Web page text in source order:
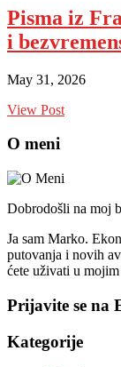
Pisma iz
i
May 31, 2026
View Post
O meni
Dobrodošli na moj
Ja sam Marko.
putovanja i novih
ćete uživati u
Prijavite se na
Kategorije